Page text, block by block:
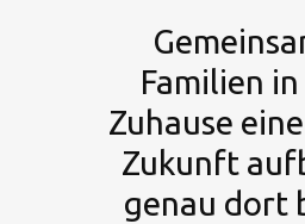
Familien
Zuhause
Zukunft
genau dort